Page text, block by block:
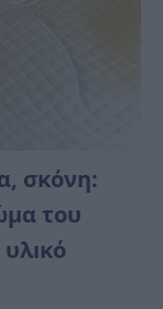
σκόνη:
του